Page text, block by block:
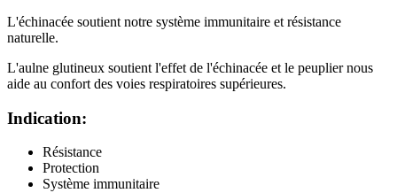
L'échinacée soutient notre système immunitaire et résistance
naturelle.
L'aulne glutineux soutient l'effet de l'échinacée et le peuplier nous
aide au confort des voies respiratoires supérieures.
Indication:
Résistance
Protection
Système immunitaire